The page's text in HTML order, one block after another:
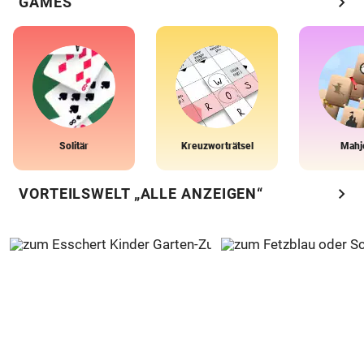
Solitär Kreuzworträtsel
VORTEILSWELT „ALLE ANZEIGEN“ chevron_right